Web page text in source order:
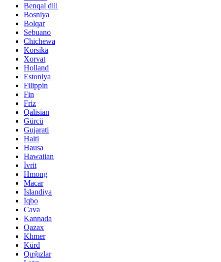
Benqal dili
Bosniya
Bolqar
Sebuano
Chichewa
Korsika
Xorvat
Holland
Estoniya
Filippin
Fin
Friz
Qalisian
Gürcü
Gujarati
Haiti
Hausa
Hawaiian
İvrit
Hmong
Macar
İslandiya
İqbo
Cava
Kannada
Qazax
Khmer
Kürd
Qırğızlar